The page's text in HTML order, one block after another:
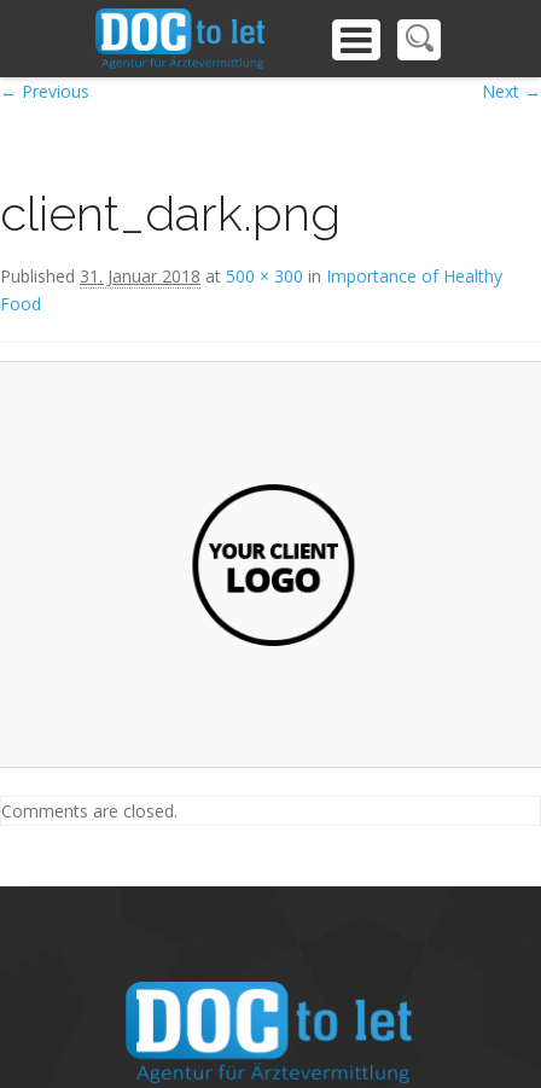
Image navigation
← Previous Next →
client_dark.png
Published 31. Januar 2018 at 500 × 300 in Importance of Healthy
Food
Comments are closed.